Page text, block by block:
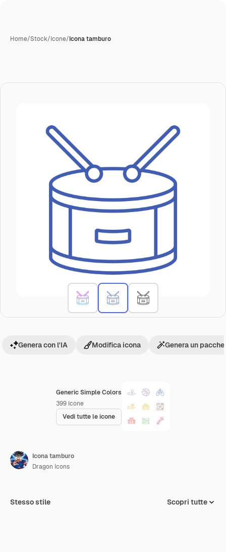
Home/Stock/Icone/Icona tamburo
Generic Simple Colors
399 Icone
Vedi tutte le icone
Genera con l'IA Modifica icona Genera un
Icona tamburo
Dragon Icons
Stesso stile Scopri tutte